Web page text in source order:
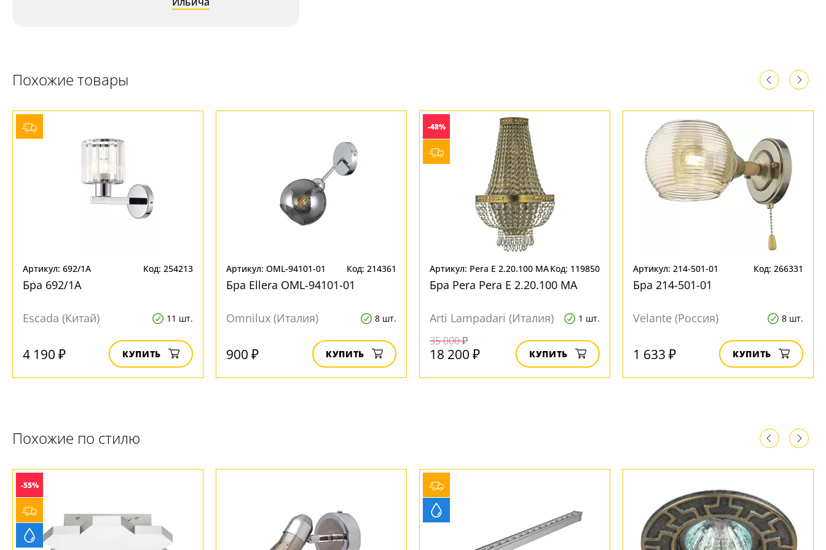
Похожие товары
Артикул: 692/1A Код: 254213
Бра 692/1A
Escada (Китай) 11 шт.
4 190 ₽ КУПИТЬ
Артикул: OML-94101-01 Код: 214361
Бра Ellera OML-94101-01
Omnilux (Италия) 8 шт.
900 ₽ КУПИТЬ
-48%
Артикул: Pera E 2.20.100 MAКод: 119850
Бра Pera Pera E 2.20.100 MA
Arti Lampadari (Италия) 1 шт.
35 000 ₽
18 200 ₽ КУПИТЬ
Артикул: 214-501-01 Код: 266331
Бра 214-501-01
Velante (Россия) 8 шт.
1 633 ₽ КУПИТЬ
Похожие по стилю
-55%